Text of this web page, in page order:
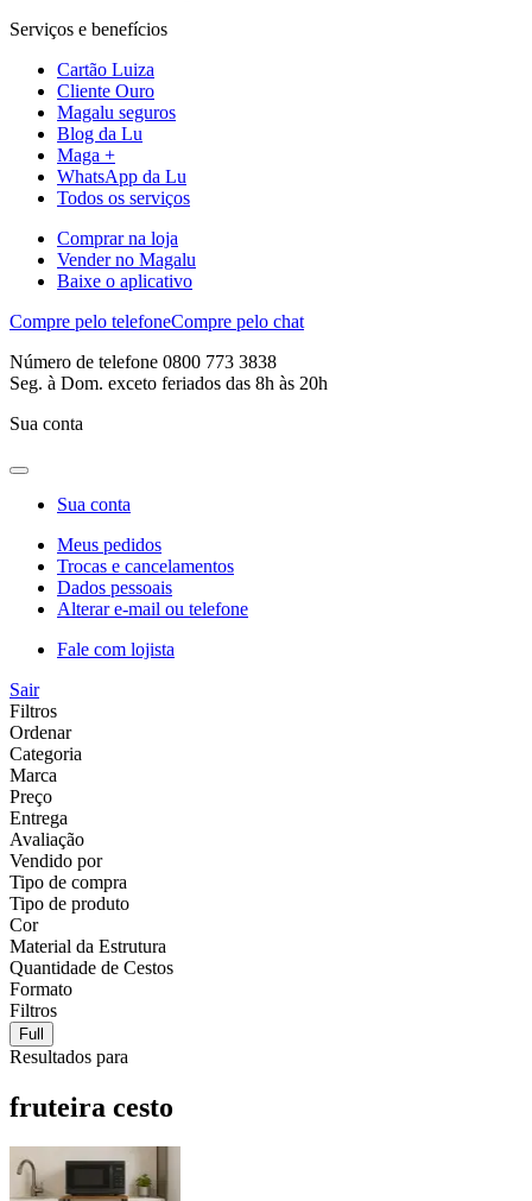
Serviços e benefícios
Cartão Luiza
Cliente Ouro
Magalu seguros
Blog da Lu
Maga +
WhatsApp da Lu
Todos os serviços
Comprar na loja
Vender no Magalu
Baixe o aplicativo
Compre pelo telefoneCompre pelo chat
Número de telefone 0800 773 3838
Seg. à Dom. exceto feriados das 8h às 20h
Sua conta
Sua conta
Meus pedidos
Trocas e cancelamentos
Dados pessoais
Alterar e-mail ou telefone
Fale com lojista
Sair
Filtros
Ordenar
Categoria
Marca
Preço
Entrega
Avaliação
Vendido por
Tipo de compra
Tipo de produto
Cor
Material da Estrutura
Quantidade de Cestos
Formato
Filtros
Full
Resultados para
fruteira cesto